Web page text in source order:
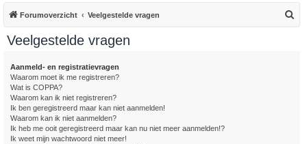
Forumoverzicht Veelgestelde vragen
Veelgestelde vragen
Aanmeld- en registratievragen
Waarom moet ik me registreren?
Wat is COPPA?
Waarom kan ik niet registreren?
Ik ben geregistreerd maar kan niet aanmelden!
Waarom kan ik niet aanmelden?
Ik heb me ooit geregistreerd maar kan nu niet meer aanmelden!?
Ik weet mijn wachtwoord niet meer!